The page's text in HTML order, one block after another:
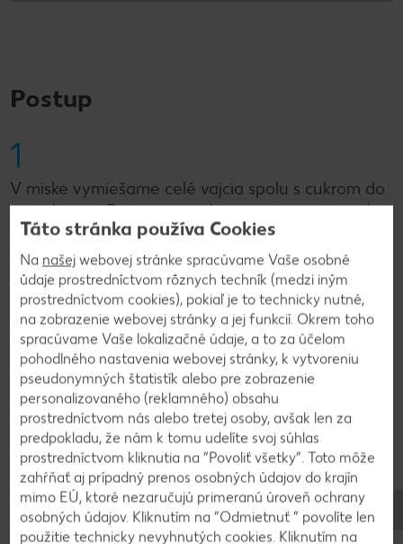
Postup
1
V miske vymiešame celé vajcia spolu s cukrom do
svetel peny. Postupne pridáme roztopené maslo
a mlieko a opatrne premiešame. Pridáme
preosiatu múku a prášok do pečiva. Dochutíme
koreninami a soľou.
2
Hrušky nakrájame na mesiačiky a následne na
tenké plátky. Cesto vylejeme do vymastenej a
múkou vysypanej formy na biskupský chlebík a
pozapichujeme doň na ležato mesiačiky hrušiek.
Posypeme troškou vločiek alebo plátkami mandlí
a pečieme pri 180 °C približne 30 až 40 minút.
Pred dopečením skontrolujeme špáradlom.
Táto stránka používa Cookies
Na našej webovej stránke spracúvame Vaše osobné
údaje prostredníctvom rôznych techník (medzi iným
prostredníctvom cookies), pokiaľ je to technicky nutné,
na zobrazenie webovej stránky a jej funkcií. Okrem toho
spracúvame Vaše lokalizačné údaje, a to za účelom
pohodlného nastavenia webovej stránky, k vytvoreniu
pseudonymných štatistík alebo pre zobrazenie
personalizovaného (reklamného) obsahu
prostredníctvom nás alebo tretej osoby, avšak len za
predpokladu, že nám k tomu udelíte svoj súhlas
prostredníctvom kliknutia na “Povoliť všetky”. Toto môže
zahŕňať aj prípadný prenos osobných údajov do krajín
mimo EÚ, ktoré nezaručujú primeranú úroveň ochrany
osobných údajov. Kliknutím na “Odmietnuť ” povolíte len
použitie technicky nevyhnutých cookies. Kliknutím na